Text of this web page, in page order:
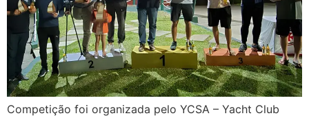
Competição foi organizada pelo YCSA – Yacht Club